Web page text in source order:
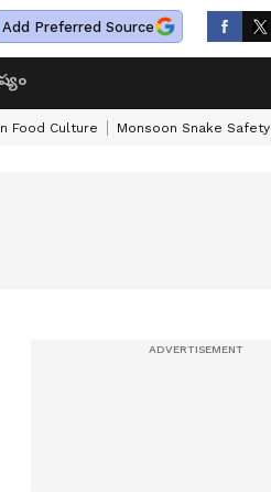
Add Preferred Source
Food Culture Monsoon Snake Safety